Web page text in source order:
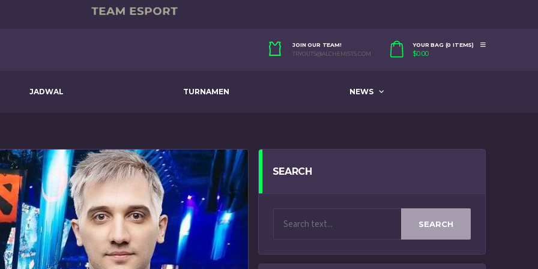
JOIN OUR TEAM!
TRYOUTS@ALCHEMISTS.COM
YOUR BAG (0 ITEMS)
$0.00
JADWAL TURNAMEN NEWS
SEARCH
SEARCH